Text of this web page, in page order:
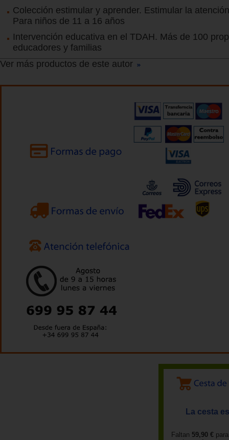
Colección estimular y aprender. Estimular la
Para niños de 11 a 16 años
Intervención educativa en el TDAH. Más de 100
educadores y familias
Ver más productos de este autor
La cesta
Faltan 59,90 €